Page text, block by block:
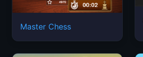
Master Chess